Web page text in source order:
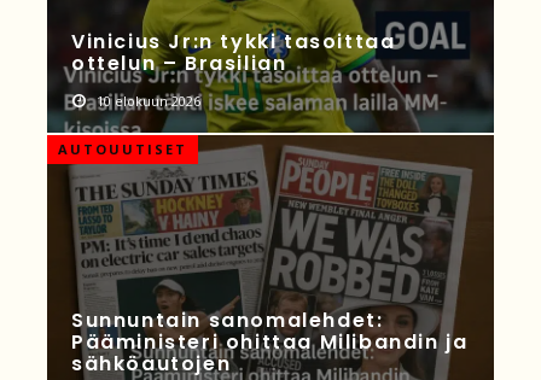
Vinicius Jr:n tykki tasoittaa
ottelun – Brasilian
10 elokuun 2026
AUTOUUTISET
Sunnuntain sanomalehdet:
Pääministeri ohittaa Milibandin ja
sähköautojen